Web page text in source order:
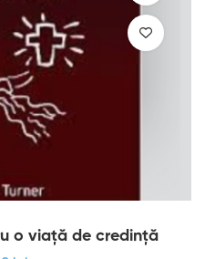
o viață de credință